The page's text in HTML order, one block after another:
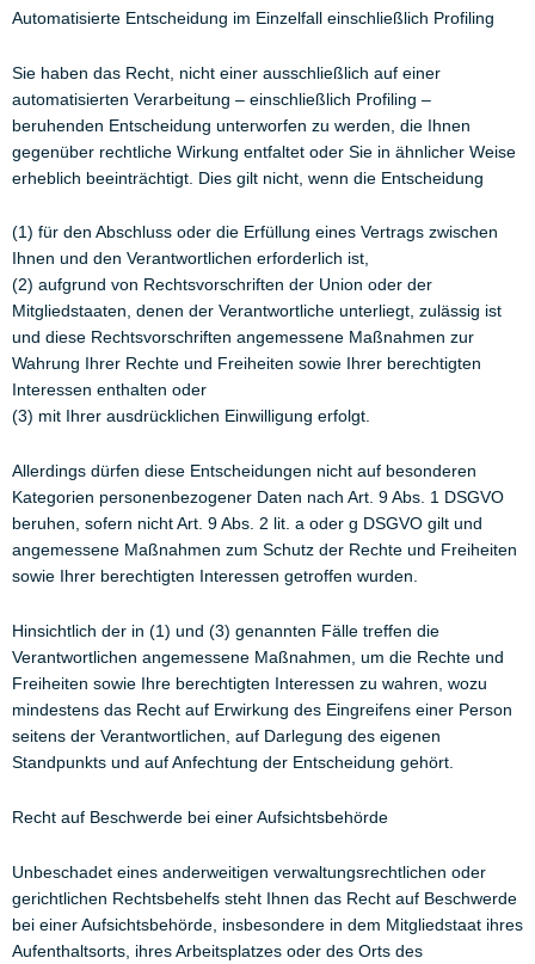
Automatisierte Entscheidung im Einzelfall einschließlich Profiling
Sie haben das Recht, nicht einer ausschließlich auf einer
automatisierten Verarbeitung – einschließlich Profiling –
beruhenden Entscheidung unterworfen zu werden, die Ihnen
gegenüber rechtliche Wirkung entfaltet oder Sie in ähnlicher Weise
erheblich beeinträchtigt. Dies gilt nicht, wenn die Entscheidung
(1) für den Abschluss oder die Erfüllung eines Vertrags zwischen
Ihnen und den Verantwortlichen erforderlich ist,
(2) aufgrund von Rechtsvorschriften der Union oder der
Mitgliedstaaten, denen der Verantwortliche unterliegt, zulässig ist
und diese Rechtsvorschriften angemessene Maßnahmen zur
Wahrung Ihrer Rechte und Freiheiten sowie Ihrer berechtigten
Interessen enthalten oder
(3) mit Ihrer ausdrücklichen Einwilligung erfolgt.
Allerdings dürfen diese Entscheidungen nicht auf besonderen
Kategorien personenbezogener Daten nach Art. 9 Abs. 1 DSGVO
beruhen, sofern nicht Art. 9 Abs. 2 lit. a oder g DSGVO gilt und
angemessene Maßnahmen zum Schutz der Rechte und Freiheiten
sowie Ihrer berechtigten Interessen getroffen wurden.
Hinsichtlich der in (1) und (3) genannten Fälle treffen die
Verantwortlichen angemessene Maßnahmen, um die Rechte und
Freiheiten sowie Ihre berechtigten Interessen zu wahren, wozu
mindestens das Recht auf Erwirkung des Eingreifens einer Person
seitens der Verantwortlichen, auf Darlegung des eigenen
Standpunkts und auf Anfechtung der Entscheidung gehört.
Recht auf Beschwerde bei einer Aufsichtsbehörde
Unbeschadet eines anderweitigen verwaltungsrechtlichen oder
gerichtlichen Rechtsbehelfs steht Ihnen das Recht auf Beschwerde
bei einer Aufsichtsbehörde, insbesondere in dem Mitgliedstaat ihres
Aufenthaltsorts, ihres Arbeitsplatzes oder des Orts des